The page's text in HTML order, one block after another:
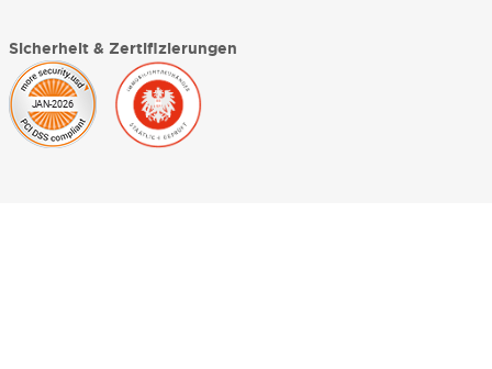
Sicherheit & Zertifizierungen